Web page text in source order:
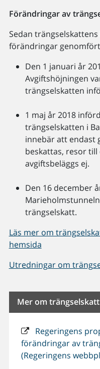
Förändringar av
Sedan
förändringar
Den 1 januari år
Avgiftshöjningen
trängselskatten
1 maj år 2018
trängselskatten i
innebär att endast
beskattas, resor
avgiftsbeläggs ej.
Den 16 december
trängselskatt.
Läs mer om
hemsida
Utredningar om
Mer om trängselskatt
Regeringens
förändringar av
(Regeringens